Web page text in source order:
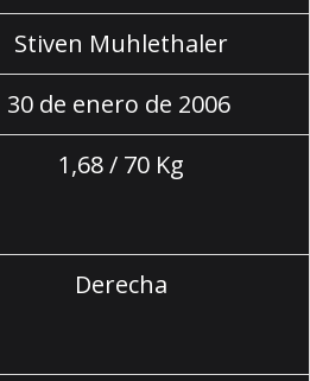
Stiven Muhlethaler
30 de enero de 2006
1,68 / 70 Kg
Derecha